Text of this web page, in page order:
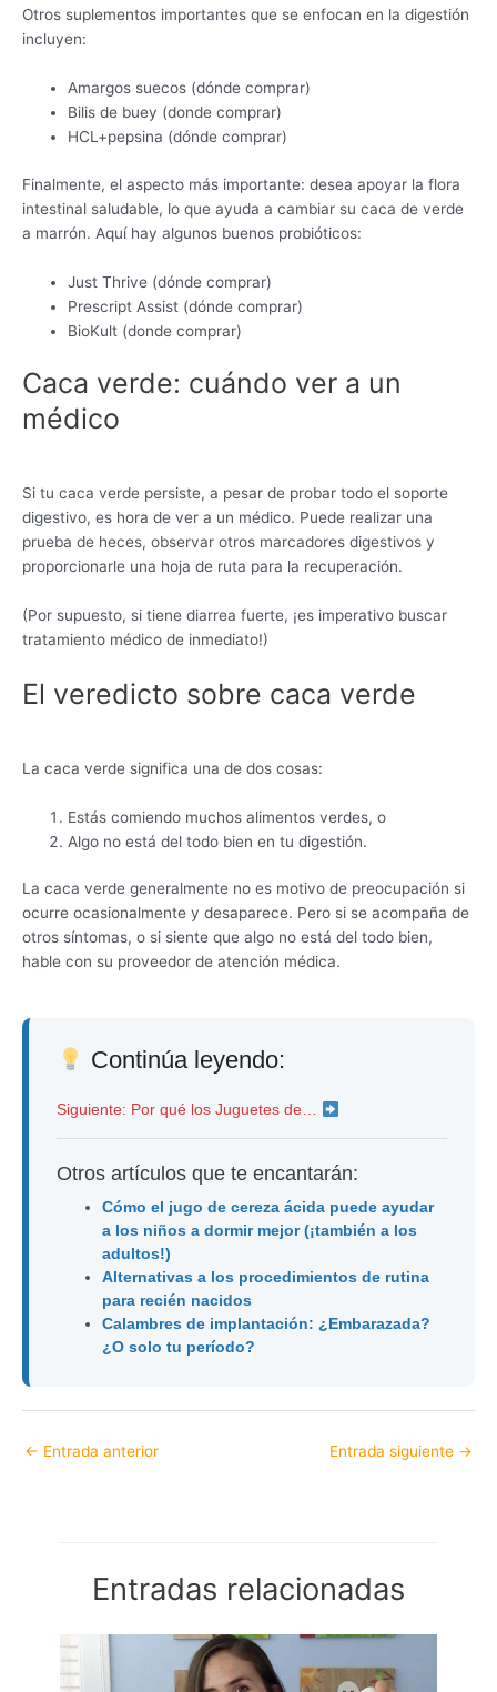
Otros suplementos importantes que se enfocan en la digestión
incluyen:
Amargos suecos (dónde comprar)
Bilis de buey (donde comprar)
HCL+pepsina (dónde comprar)
Finalmente, el aspecto más importante: desea apoyar la flora
intestinal saludable, lo que ayuda a cambiar su caca de verde
a marrón. Aquí hay algunos buenos probióticos:
Just Thrive (dónde comprar)
Prescript Assist (dónde comprar)
BioKult (donde comprar)
Caca verde: cuándo ver a un
médico
Si tu caca verde persiste, a pesar de probar todo el soporte
digestivo, es hora de ver a un médico. Puede realizar una
prueba de heces, observar otros marcadores digestivos y
proporcionarle una hoja de ruta para la recuperación.
(Por supuesto, si tiene diarrea fuerte, ¡es imperativo buscar
tratamiento médico de inmediato!)
El veredicto sobre caca verde
La caca verde significa una de dos cosas:
Estás comiendo muchos alimentos verdes, o
Algo no está del todo bien en tu digestión.
La caca verde generalmente no es motivo de preocupación si
ocurre ocasionalmente y desaparece. Pero si se acompaña de
otros síntomas, o si siente que algo no está del todo bien,
hable con su proveedor de atención médica.
Continúa leyendo:
Siguiente: Por qué los Juguetes de…
Otros artículos que te encantarán:
Cómo el jugo de cereza ácida puede ayudar
a los niños a dormir mejor (¡también a los
adultos!)
Alternativas a los procedimientos de rutina
para recién nacidos
Calambres de implantación: ¿Embarazada?
¿O solo tu período?
← Entrada anterior Entrada siguiente →
Entradas relacionadas